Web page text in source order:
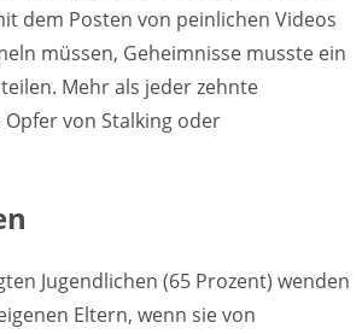
dem Posten von peinlichen Videos
müssen, Geheimnisse musste ein
Mehr als jeder zehnte
Opfer von Stalking oder
Jugendlichen (65 Prozent) wenden
Eltern, wenn sie von